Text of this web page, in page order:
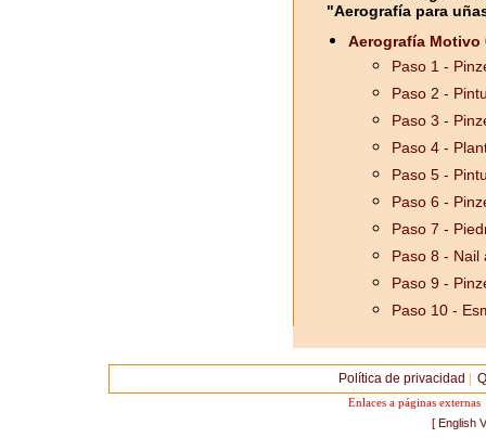
"Aerografía para
Aerografía Motivo
Paso 1 -
Paso 2 -
Paso 3 -
Paso 4 -
Paso 5 -
Paso 6 -
Paso 7 -
Paso 8 - Nail
Paso 9 -
Paso 10 -
Política de privacidad
Enlaces a páginas
[ English